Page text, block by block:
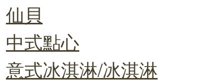
仙貝
中式點心
意式冰淇淋/冰淇淋